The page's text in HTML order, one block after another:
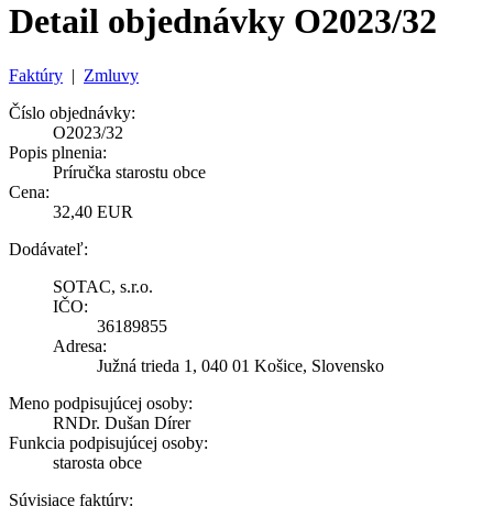
Detail objednávky O2023/32
Faktúry | Zmluvy
Číslo objednávky:
O2023/32
Popis plnenia:
Príručka starostu obce
Cena:
32,40 EUR
Dodávateľ:
SOTAC, s.r.o.
IČO:
36189855
Adresa:
Južná trieda 1, 040 01 Košice, Slovensko
Meno podpisujúcej osoby:
RNDr. Dušan Dírer
Funkcia podpisujúcej osoby:
starosta obce
Súvisiace faktúry: